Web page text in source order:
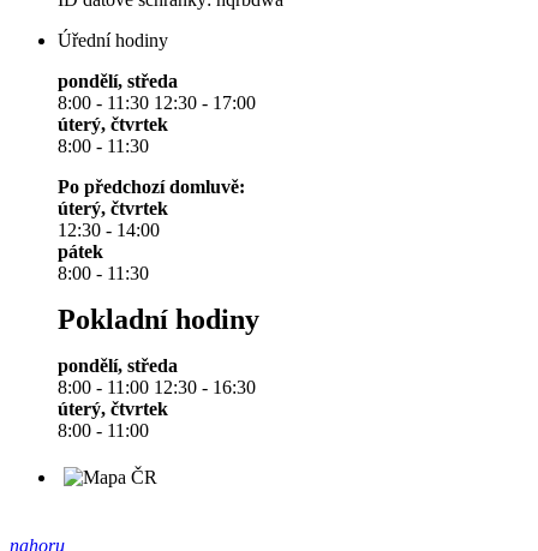
Úřední hodiny
pondělí, středa
8:00 - 11:30 12:30 - 17:00
úterý, čtvrtek
8:00 - 11:30
Po předchozí domluvě:
úterý, čtvrtek
12:30 - 14:00
pátek
8:00 - 11:30
Pokladní hodiny
pondělí, středa
8:00 - 11:00 12:30 - 16:30
úterý, čtvrtek
8:00 - 11:00
nahoru